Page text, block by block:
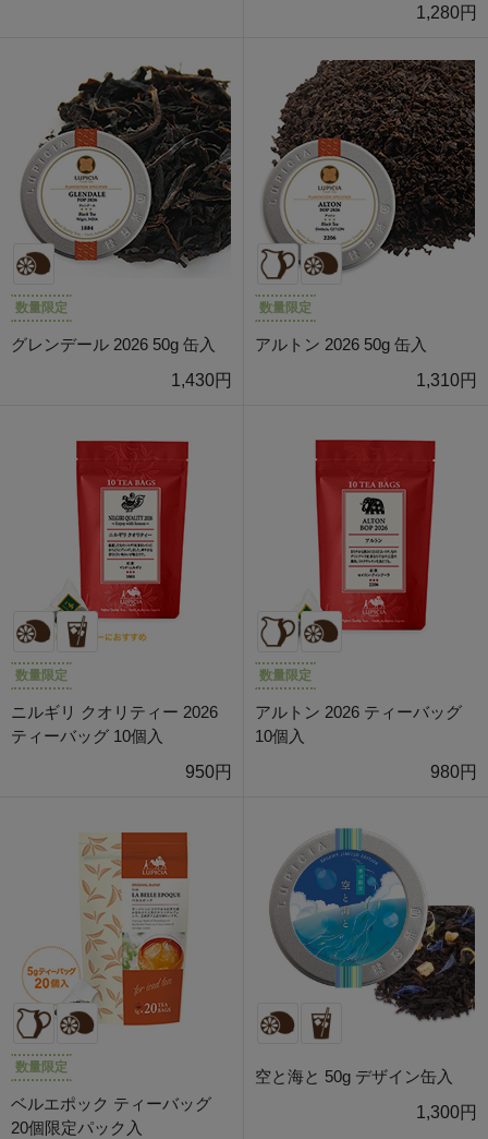
1,280円
数量限定
グレンデール 2026 50g 缶入
1,430円
数量限定
アルトン 2026 50g 缶入
1,310円
数量限定
ニルギリ クオリティー 2026
ティーバッグ 10個入
950円
数量限定
アルトン 2026 ティーバッグ
10個入
980円
数量限定
ベルエポック ティーバッグ
20個限定パック入
空と海と 50g デザイン缶入
1,300円